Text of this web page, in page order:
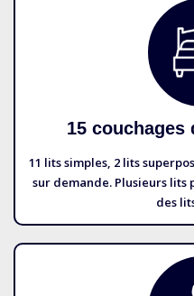
15 couchages
11 lits simples, 2 lits
sur demande. Plusieurs
des